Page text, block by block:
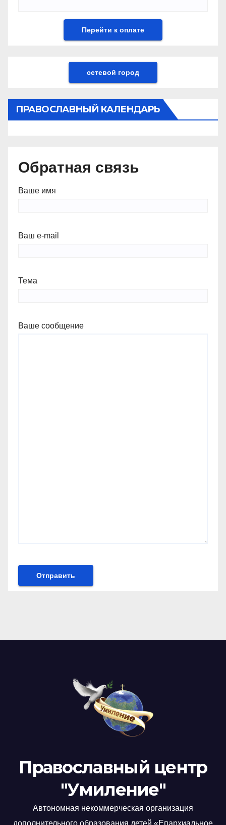
сетевой город
ПРАВОСЛАВНЫЙ КАЛЕНДАРЬ
Обратная связь
Ваше имя
Ваш e-mail
Тема
Ваше сообщение
Православный центр
"Умиление"
Автономная некоммерческая организация